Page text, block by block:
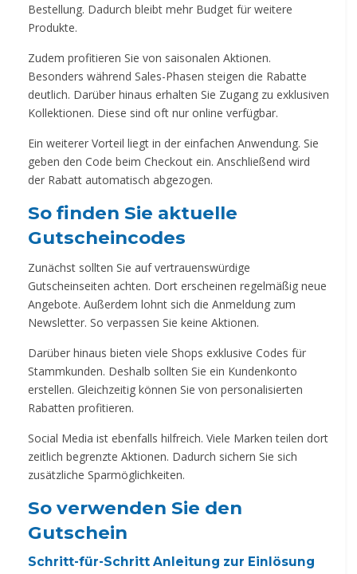
Bestellung. Dadurch bleibt mehr Budget für weitere
Produkte.
Zudem profitieren Sie von saisonalen Aktionen.
Besonders während Sales-Phasen steigen die Rabatte
deutlich. Darüber hinaus erhalten Sie Zugang zu exklusiven
Kollektionen. Diese sind oft nur online verfügbar.
Ein weiterer Vorteil liegt in der einfachen Anwendung. Sie
geben den Code beim Checkout ein. Anschließend wird
der Rabatt automatisch abgezogen.
So finden Sie aktuelle
Gutscheincodes
Zunächst sollten Sie auf vertrauenswürdige
Gutscheinseiten achten. Dort erscheinen regelmäßig neue
Angebote. Außerdem lohnt sich die Anmeldung zum
Newsletter. So verpassen Sie keine Aktionen.
Darüber hinaus bieten viele Shops exklusive Codes für
Stammkunden. Deshalb sollten Sie ein Kundenkonto
erstellen. Gleichzeitig können Sie von personalisierten
Rabatten profitieren.
Social Media ist ebenfalls hilfreich. Viele Marken teilen dort
zeitlich begrenzte Aktionen. Dadurch sichern Sie sich
zusätzliche Sparmöglichkeiten.
So verwenden Sie den
Gutschein
Schritt-für-Schritt Anleitung zur Einlösung